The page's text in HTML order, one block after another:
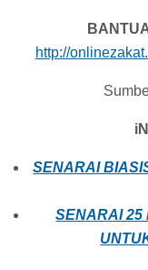
http://
SENARAI
SENARAI 25